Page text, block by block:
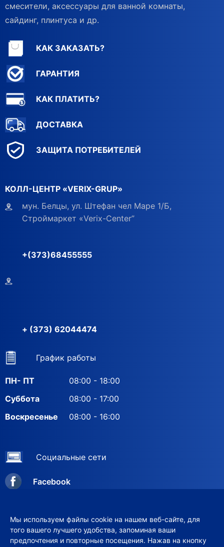
смесители, аксессуары для ванной комнаты,
сайдинг, плинтуса и др.
КОЛЛ-ЦЕНТР «VERIX-GRUP»
мун. Белцы, ул. Штефан чел Маре 1/Б,
Строймаркет «Verix-Center”
+(373)68455555
+ (373) 62044474
КАК ЗАКАЗАТЬ?
ГАРАНТИЯ
КАК ПЛАТИТЬ?
ДОСТАВКА
ЗАЩИТА ПОТРЕБИТЕЛЕЙ
График работы
ПН- ПТ
08:00 - 18:00
Суббота
08:00 - 17:00
Воскресенье
08:00 - 16:00
Социальные сети
Facebook
Мы используем файлы cookie на нашем веб-сайте, для
того вашего лучшего удобства, запоминая ваши
предпочтения и повторные посещения. Нажав на кнопку